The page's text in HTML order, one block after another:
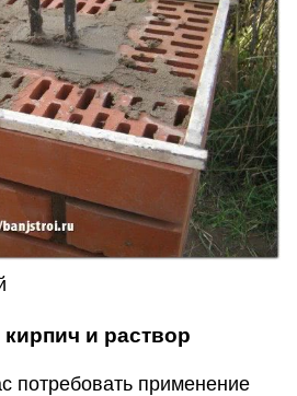
и раствор
потребовать применение